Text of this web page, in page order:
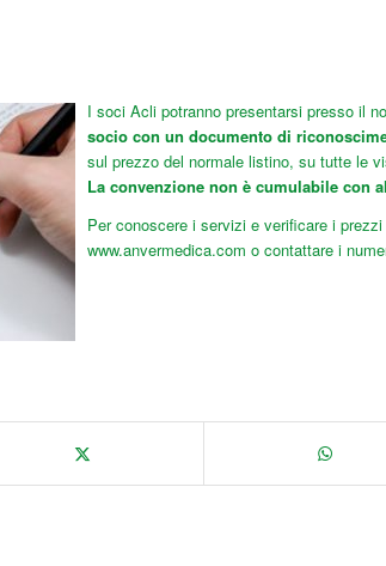
I soci Acli potranno presentarsi presso il
socio con un documento di
sul prezzo del normale listino, su tutte le
La convenzione non è cumulabile con
Per conoscere i servizi e verificare i
www.anvermedica.com o contattare i